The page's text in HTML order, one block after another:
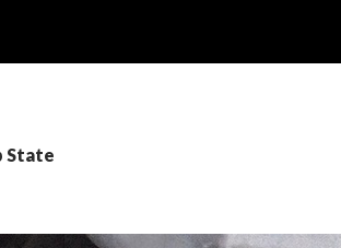
State